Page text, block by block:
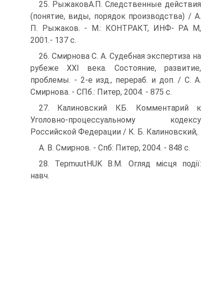
25. РыжаковА.П. Следственные действия
(понятие, виды, поря­док производства) / А.
П. Рыжаков. - М.: КОНТРАКТ, ИНФ- PA M,
2001.- 137 с.
26. Смирнова С. А. Судебная экспертиза на
рубеже XXI века. Состояние, развитие,
проблемы. - 2-е изд., перераб. и доп. / С. А.
Смирнова. - СПб.: Питер, 2004. - 875 с.
27. Калиновский КБ. Комментарий к
Уголовно-процессуаль­ному кодексу
Российской Федерации / К. Б. Калиновский,
A. В. Смирнов. - Спб: Питер, 2004. - 848 с.
28. TepmuutHUK В.М. Огляд місця події:
навч.